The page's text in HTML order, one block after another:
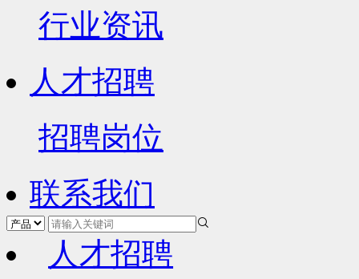
行业资讯
人才招聘
招聘岗位
联系我们
人才招聘